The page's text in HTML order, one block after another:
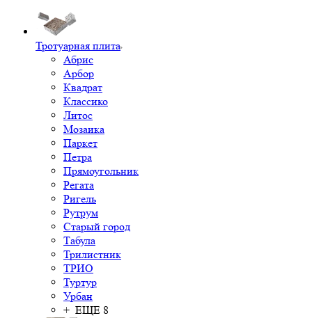
Тротуарная плита
Абрис
Арбор
Квадрат
Классико
Литос
Мозаика
Паркет
Петра
Прямоугольник
Регата
Ригель
Рутрум
Старый город
Табула
Трилистник
ТРИО
Туртур
Урбан
+ ЕЩЕ 8